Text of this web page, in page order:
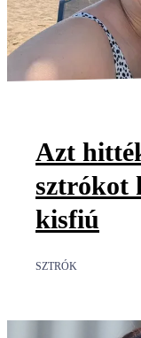
Azt
sztrókot
kisfiú
SZTRÓK